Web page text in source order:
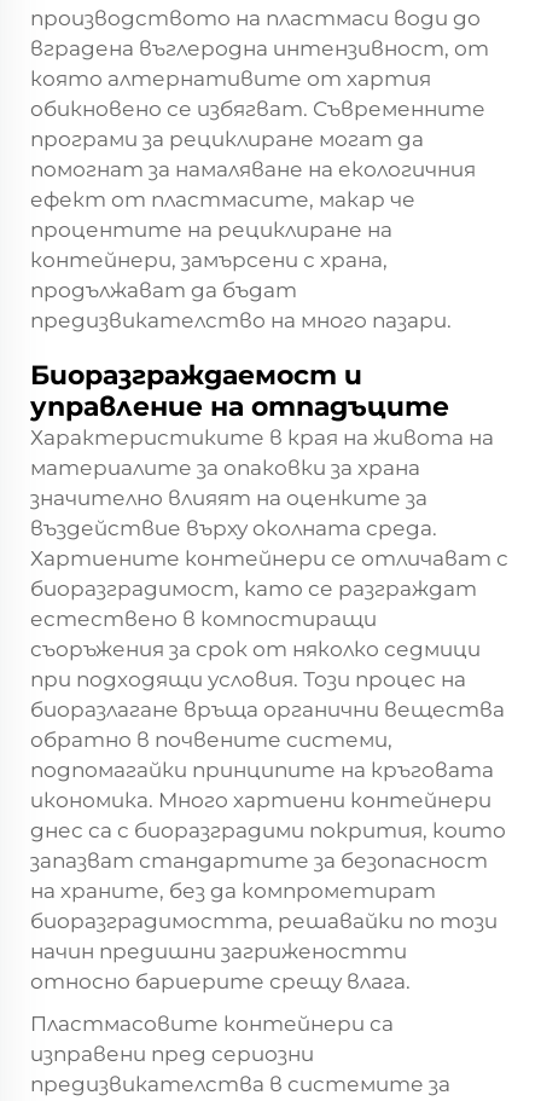
производството на пластмаси води до
вградена въглеродна интензивност, от
която алтернативите от хартия
обикновено се избягват. Съвременните
програми за рециклиране могат да
помогнат за намаляване на екологичния
ефект от пластмасите, макар че
процентите на рециклиране на
контейнери, замърсени с храна,
продължават да бъдат
предизвикателство на много пазари.
Биоразграждаемост и
управление на отпадъците
Характеристиките в края на живота на
материалите за опаковки за храна
значително влияят на оценките за
въздействие върху околната среда.
Хартиените контейнери се отличават с
биоразградимост, като се разграждат
естествено в компостиращи
съоръжения за срок от няколко седмици
при подходящи условия. Този процес на
биоразлагане връща органични вещества
обратно в почвените системи,
подпомагайки принципите на кръговата
икономика. Много хартиени контейнери
днес са с биоразградими покрития, които
запазват стандартите за безопасност
на храните, без да компрометират
биоразградимостта, решавайки по този
начин предишни загриженостти
относно бариерите срещу влага.
Пластмасовите контейнери са
изправени пред сериозни
предизвикателства в системите за